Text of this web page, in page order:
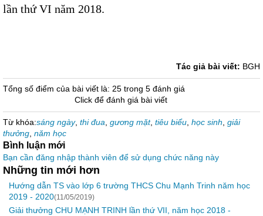
lần thứ VI năm 2018.
Tác giả bài viết: BGH
Tổng số điểm của bài viết là: 25 trong 5 đánh giá
Click để đánh giá bài viết
Từ khóa:sáng ngày, thi đua gương mặt, tiêu biểu học sinh giải
thưởng năm học
Bình luận mới
Bạn cần đăng nhập thành viên để sử dụng chức năng này
Những tin mới hơn
Hướng dẫn TS vào lớp 6 trường THCS Chu Mạnh Trinh năm học
2019 - 2020(11/05/2019)
Giải thưởng CHU MẠNH TRINH lần thứ VII, năm học 2018 -